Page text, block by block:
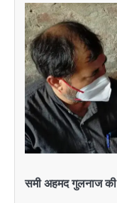
समी अहमद गुलनाज